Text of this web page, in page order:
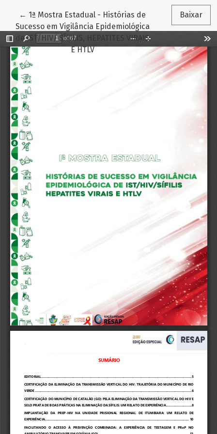
← Voltar aos Detalhes do Artigo
1ª Mostra Estadual - Histórias de
Sucesso em Vigilância Epidemiológica
de IST/HIV/ SÍFILIS, HEPATITES VIRAIS
E HTLV
Baixar